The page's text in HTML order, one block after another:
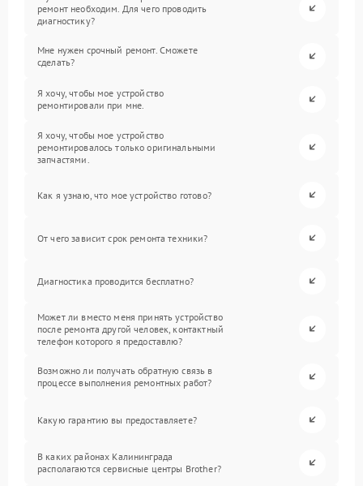
ремонт необходим. Для чего проводить
диагностику?
Мне нужен срочный ремонт. Сможете
сделать?
Я хочу, чтобы мое устройство
ремонтировали при мне.
Я хочу, чтобы мое устройство
ремонтировалось только оригинальными
запчастями.
Как я узнаю, что мое устройство готово?
От чего зависит срок ремонта техники?
Диагностика проводится бесплатно?
Может ли вместо меня принять устройство
после ремонта другой человек, контактный
телефон которого я предоставлю?
Возможно ли получать обратную связь в
процессе выполнения ремонтных работ?
Какую гарантию вы предоставляете?
В каких районах Калининграда
располагаются сервисные центры Brother?